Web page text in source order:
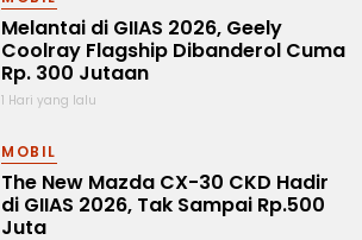
Melantai di GIIAS 2026, Geely
Coolray Flagship Dibanderol Cuma
Rp. 300 Jutaan
1 Hari yang lalu
MOBIL
The New Mazda CX-30 CKD Hadir
di GIIAS 2026, Tak Sampai Rp.500
Juta